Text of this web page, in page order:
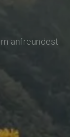
anfreundest